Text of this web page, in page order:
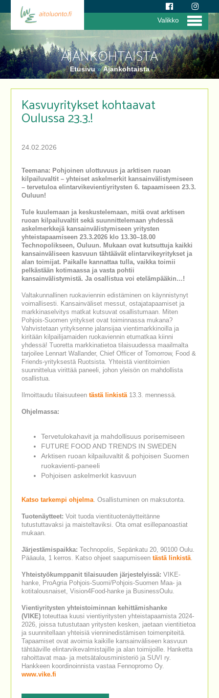
AJANKOHTAISTA
Etusivu»Ajankohtaista
Valikko
Kasvuyritykset kohtaavat
Oulussa 23.3.!
24.02.2026
Teemana: Pohjoinen ulottuvuus ja arktisen ruoan
kilpailuvaltit – yhteiset askelmerkit kansainvälistymiseen
– tervetuloa elintarvikevientiyritysten 6. tapaamiseen 23.3.
Ouluun!
Tule kuulemaan ja keskustelemaan, mitä ovat arktisen
ruoan kilpailuvaltit sekä suunnittelemaan yhdessä
askelmerkkejä kansainvälistymiseen yritysten
yhteistapaamiseen 23.3.2026 klo 13.30–18.00
Technopolikseen, Ouluun. Mukaan ovat kutsuttuja kaikki
kansainväliseen kasvuun tähtäävät elintarvikeyritykset ja
alan toimijat. Paikalle kannattaa tulla, vaikka toimii
pelkästään kotimaassa ja vasta pohtii
kansainvälistymistä. Ja osallistua voi etelämpääkin…!
Valtakunnallinen ruokaviennin edistäminen on käynnistynyt
voimallisesti. Kansainväliset messut, ostajatapaamiset ja
markkinaselvitys matkat kutsuvat osallistumaan. Miten
Pohjois-Suomen yritykset ovat toiminnassa mukana?
Vahvistetaan yrityksenne jalansijaa vientimarkkinoilla ja
kiritään kilpailijamaiden ruokaviennin etumatkaa kiinni
yhdessä! Tuoretta markkinatietoa tilaisuudessa maailmalta
tarjoilee Lennart Wallander, Chief Officer of Tomorrow, Food &
Friends-yrityksestä Ruotsista. Yhteistä vientitoimien
suunnittelua virittää paneeli, johon yleisön on mahdollista
osallistua.
Ilmoittaudu tilaisuuteen tästä linkistä13.3. mennessä.
Ohjelmassa:
Tervetulokahavit ja mahdollisuus porisemiseen
FUTURE FOOD AND TRENDS IN SWEDEN
Arktisen ruoan kilpailuvaltit & pohjoisen Suomen
ruokavienti-paneeli
Pohjoisen askelmerkit kasvuun
Katso tarkempi ohjelma. Osallistuminen on maksutonta.
Tuotenäytteet: Voit tuoda vientituotenäytteitänne
tutustuttavaksi ja maisteltaviksi. Ota omat esillepanoastiat
mukaan.
Järjestämispaikka: Technopolis, Sepänkatu 20, 90100 Oulu.
Pääaula, 1 kerros. Katso ohjeet saapumiseen tästä linkistä.
Yhteistyökumppanit tilaisuuden järjestelyissä: VIKE-
hanke, ProAgria Pohjois-Suomi/Pohjois-Suomen Maa- ja
kotitalousnaiset, Vision4Food-hanke ja BusinessOulu.
Vientiyritysten yhteistoiminnan kehittämishanke
(VIKE) toteuttaa kuusi vientiyritysten yhteistapaamista 2024-
2026, joissa tutustutaan yritysten kesken, jaetaan vientitietoa
ja suunnitellaan yhteisiä vienninedistämisen toimenpiteitä.
Tapaamiset ovat avoimia kaikille kansainväliseen kasvuun
tähtääville elintarvikevalmistajille ja alan toimijoille. Hanketta
rahoittavat maa- ja metsätalousministeriö ja SUVI ry.
Hankkeen koordinoinnista vastaa Fennopromo Oy.
www.vike.fi